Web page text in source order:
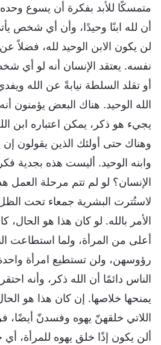
متمسكًا للأبد بفكرة أن يسوع وحده
أن لله ابنًا وحيدًا، وأن أي شخص
لن يكون الابن الوحيد لله، فضلاً
نفسه. يعتقد الإنسان أنه لو أي
أو تقلد السلطة نيابةً عن الله
الله الوحيد. هناك البعض يؤمنون
يجيء هو ذكر، يمكن اعتباره ابن
وهناك حتى أولئك الذين يقولون
وابنه الوحيد. أليست هذه بجدية
الإنسان؟ لو لم تتم مرحلة العمل
لاستُترت البشرية جمعاء تحت
الأمر بالله. لو كان هذا هو الحال،
أعلى من المرأة، ولما استطاعت
رؤوسهن، ولن تستطيع امرأة
الناس دائمًا أن الله ذكر، وأنه
يمنحها خلاصها. إن كان هذا هو
اللاتي خلقهنّ يهوه وفسدنّ أيضًا،
ألن يكون إذًا خلق يهوه للمرأة،